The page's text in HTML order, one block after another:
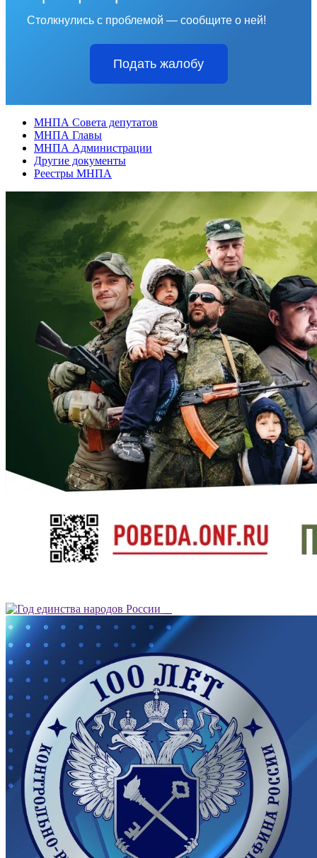
Столкнулись с проблемой — сообщите о ней!
Подать жалобу
МНПА Совета депутатов
МНПА Главы
МНПА Администрации
Другие документы
Реестры МНПА